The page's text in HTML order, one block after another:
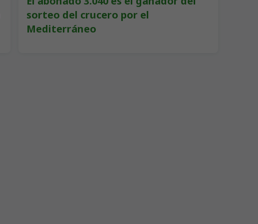
sorteo del crucero por el
Mediterráneo